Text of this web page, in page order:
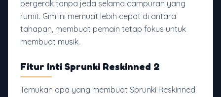
bergerak tanpa jeda selama campuran yang
rumit. Gim ini memuat lebih cepat di antara
tahapan, membuat pemain tetap fokus untuk
membuat musik.
Fitur Inti Sprunki Reskinned 2
Temukan apa yang membuat Sprunki Reskinned